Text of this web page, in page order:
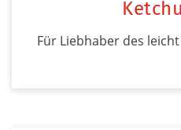
Für Liebhaber des